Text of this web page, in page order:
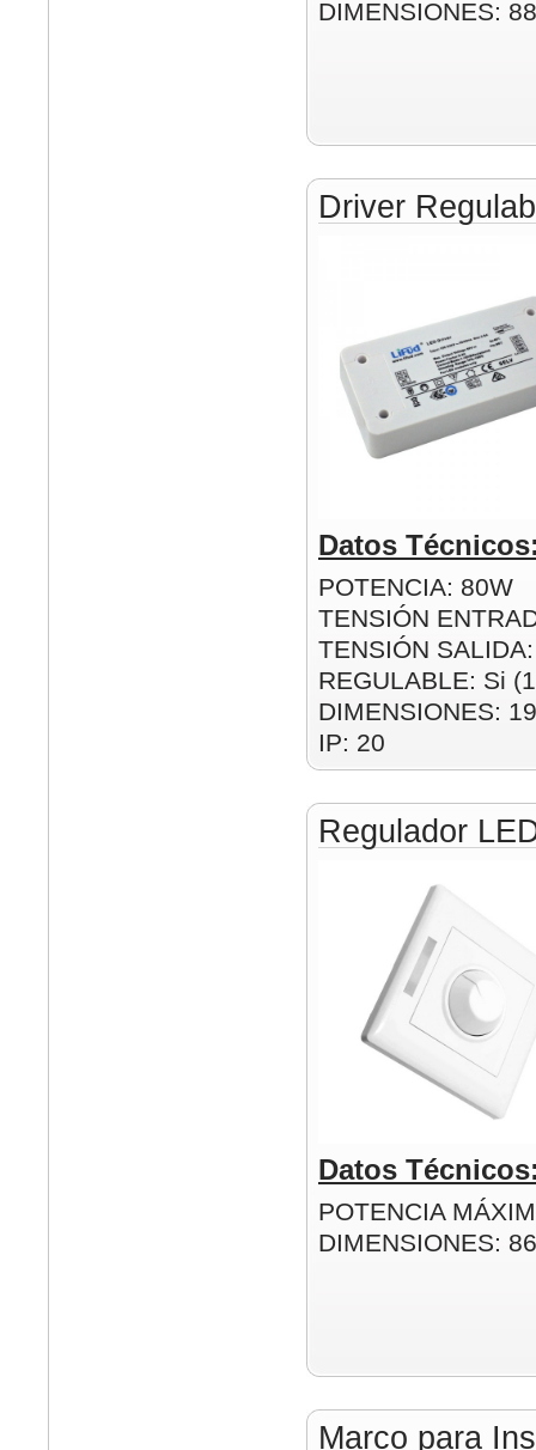
DIMENSIONES:
Driver
Datos
POTENCIA: 80W
TENSIÓN
TENSIÓN
REGULABLE: Si
DIMENSIONES:
IP: 20
Regulador
Datos
POTENCIA
DIMENSIONES:
Marco para